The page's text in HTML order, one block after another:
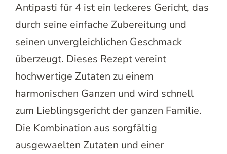
Antipasti für 4 ist ein leckeres Gericht, das
durch seine einfache Zubereitung und
seinen unvergleichlichen Geschmack
überzeugt. Dieses Rezept vereint
hochwertige Zutaten zu einem
harmonischen Ganzen und wird schnell
zum Lieblingsgericht der ganzen Familie.
Die Kombination aus sorgfältig
ausgewaelten Zutaten und einer